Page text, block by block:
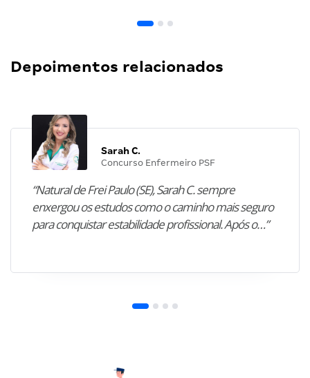
Depoimentos relacionados
Sarah C.
Concurso Enfermeiro PSF
“Natural de Frei Paulo (SE), Sarah C. sempre
enxergou os estudos como o caminho mais seguro
para conquistar estabilidade profissional. Após o…”